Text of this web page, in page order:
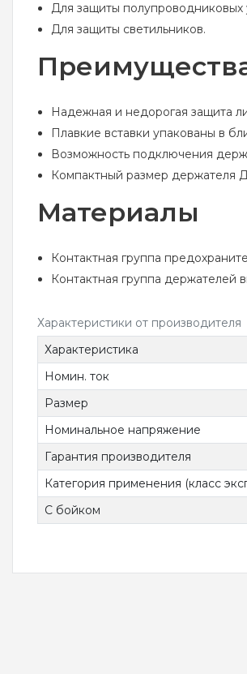
Для защиты полупроводниковых
Для защиты светильников.
Надежная и недорогая защита
Плавкие вставки упакованы в
Возможность подключения
Компактный размер держателя
Материалы
Контактная группа
Контактная группа держателей
Характеристики от производителя
Характеристика
Номин. ток
Размер
Номинальное напряжение
Гарантия производителя
Категория применения (класс
С бойком